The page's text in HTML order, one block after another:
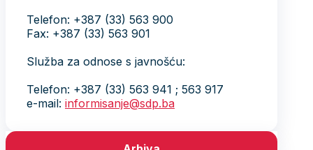
Telefon: +387 (33) 563 900
Fax: +387 (33) 563 901
Služba za odnose s javnošću:
Telefon: +387 (33) 563 941 ; 563 917
e-mail: informisanje@sdp.ba